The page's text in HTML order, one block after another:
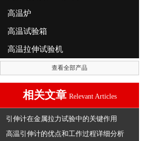
高温炉
高温试验箱
高温拉伸试验机
查看全部产品
相关文章 Relevant Articles
引伸计在金属拉力试验中的关键作用
高温引伸计的优点和工作过程详细分析